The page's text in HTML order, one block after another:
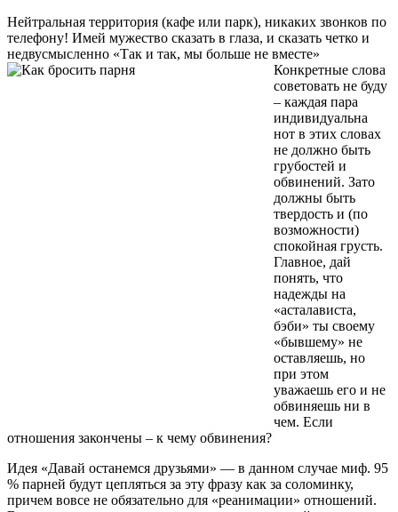
Нейтральная территория (кафе или парк), никаких звонков по
телефону! Имей мужество сказать в глаза, и сказать четко и
недвусмысленно «Так и так, мы больше не вместе»
Конкретные слова
советовать не буду
– каждая пара
индивидуальна
нот в этих словах
не должно быть
грубостей и
обвинений. Зато
должны быть
твердость и (по
возможности)
спокойная грусть.
Главное, дай
понять, что
надежды на
«асталависта,
бэби» ты своему
«бывшему» не
оставляешь, но
при этом
уважаешь его и не
обвиняешь ни в
чем. Если
отношения закончены – к чему обвинения?
Идея «Давай останемся друзьями» — в данном случае миф. 95
% парней будут цепляться за эту фразу как за соломинку,
причем вовсе не обязательно для «реанимации» отношений.